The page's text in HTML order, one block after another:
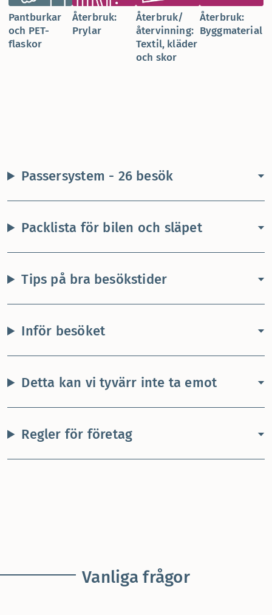
Pantburkar
och PET-
flaskor
Återbruk:
Prylar
Återbruk/
återvinning:
Textil, kläder
och skor
Återbruk:
Byggmaterial
Passersystem - 26 besök
Packlista för bilen och släpet
Tips på bra besökstider
Inför besöket
Detta kan vi tyvärr inte ta emot
Regler för företag
Vanliga frågor